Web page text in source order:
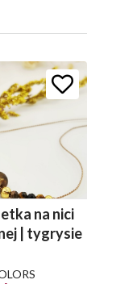
na nici
| tygrysie